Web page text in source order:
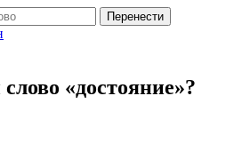
«достояние»?